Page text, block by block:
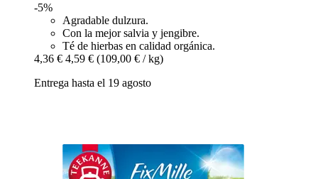
-5%
Agradable dulzura.
Con la mejor salvia y jengibre.
Té de hierbas en calidad orgánica.
4,36 € 4,59 € (109,00 € / kg)
Entrega hasta el 19 agosto